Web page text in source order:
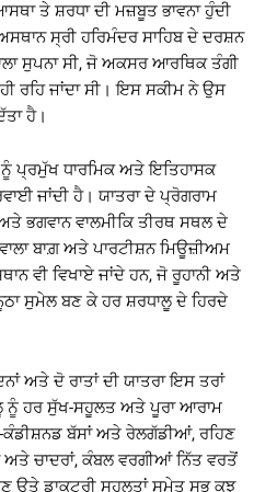
ਤੇ ਸ਼ਰਧਾ ਦੀ ਮਜ਼ਬੂਤ ਭਾਵਨਾ ਹੁੰਦੀ
ਸ੍ਰੀ ਹਰਿਮੰਦਰ ਸਾਹਿਬ ਦੇ ਦਰਸ਼ਨ
ਸੁਪਨਾ ਸੀ, ਜੋ ਅਕਸਰ ਆਰਥਿਕ ਤੰਗੀ
ਰਹਿ ਜਾਂਦਾ ਸੀ। ਇਸ ਸਕੀਮ ਨੇ ਉਸ
ਹੈ।
ਪ੍ਰਮੁੱਖ ਧਾਰਮਿਕ ਅਤੇ ਇਤਿਹਾਸਕ
ਜਾਂਦੀ ਹੈ। ਯਾਤਰਾ ਦੇ ਪ੍ਰੋਗਰਾਮ
ਭਗਵਾਨ ਵਾਲਮੀਕਿ ਤੀਰਥ ਸਥਲ ਦੇ
ਬਾਗ਼ ਅਤੇ ਪਾਰਟੀਸ਼ਨ ਮਿਊਜ਼ੀਅਮ
ਵੀ ਵਿਖਾਏ ਜਾਂਦੇ ਹਨ, ਜੋ ਰੂਹਾਨੀ ਅਤੇ
ਸੁਮੇਲ ਬਣ ਕੇ ਹਰ ਸ਼ਰਧਾਲੂ ਦੇ ਹਿਰਦੇ
ਅਤੇ ਦੋ ਰਾਤਾਂ ਦੀ ਯਾਤਰਾ ਇਸ ਤਰਾਂ
ਨੂੰ ਹਰ ਸੁੱਖ-ਸਹੂਲਤ ਅਤੇ ਪੂਰਾ ਆਰਾਮ
ਬੱਸਾਂ ਅਤੇ ਰੇਲਗੱਡੀਆਂ, ਰਹਿਣ
ਚਾਦਰਾਂ, ਕੰਬਲ ਵਰਗੀਆਂ ਨਿੱਤ ਵਰਤੋਂ
ਉਤੇ ਡਾਕਟਰੀ ਸਹੂਲਤਾਂ ਸਮੇਤ ਸਭ ਕੁਝ